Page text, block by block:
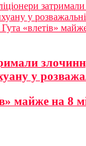
у
Гута «влетів»
у
майже на 8